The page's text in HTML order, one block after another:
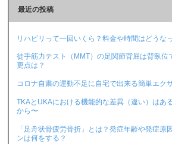
最近の投稿
リハビリって一回いくら？料金や時間はどうな
徒手筋力テスト（MMT）の足関節背屈は背臥位
更点は？
コロナ自粛の運動不足に自宅で出来る簡単エク
TKAとUKAにおける機能的な差異（違い）は
から〜
「足舟状骨疲労骨折」とは？発症年齢や発症原
ンは何をする？